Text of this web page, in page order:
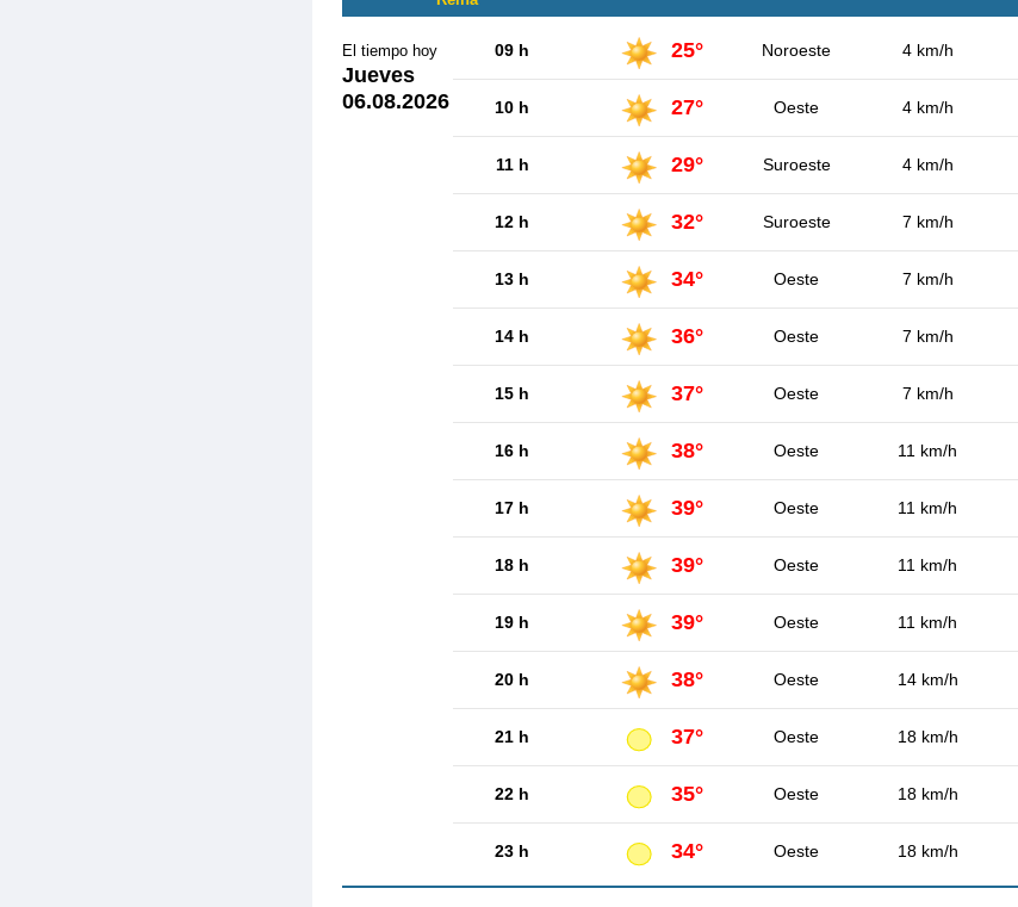
El tiempo hoy
Jueves
06.08.2026
09 h 25° Noroeste 4 km/h
10 h 27° Oeste 4 km/h
11 h 29° Suroeste 4 km/h
12 h 32° Suroeste 7 km/h
13 h 34° Oeste 7 km/h
14 h 36° Oeste 7 km/h
15 h 37° Oeste 7 km/h
16 h 38° Oeste 11 km/h
17 h 39° Oeste 11 km/h
18 h 39° Oeste 11 km/h
19 h 39° Oeste 11 km/h
20 h 38° Oeste 14 km/h
21 h 37° Oeste 18 km/h
22 h 35° Oeste 18 km/h
23 h 34° Oeste 18 km/h